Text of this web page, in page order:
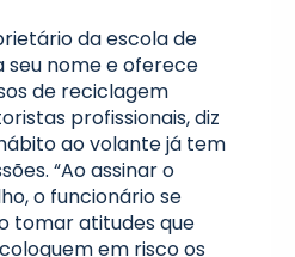
da escola de
seu nome e oferece
de reciclagem
profissionais, diz
ao volante já tem
“Ao assinar o
o funcionário se
tomar atitudes que
em risco os